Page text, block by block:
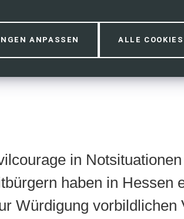
ANPASSEN ALLE
in
haben in Hessen
Würdigung vorbildlichen